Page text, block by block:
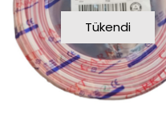
Tükendi